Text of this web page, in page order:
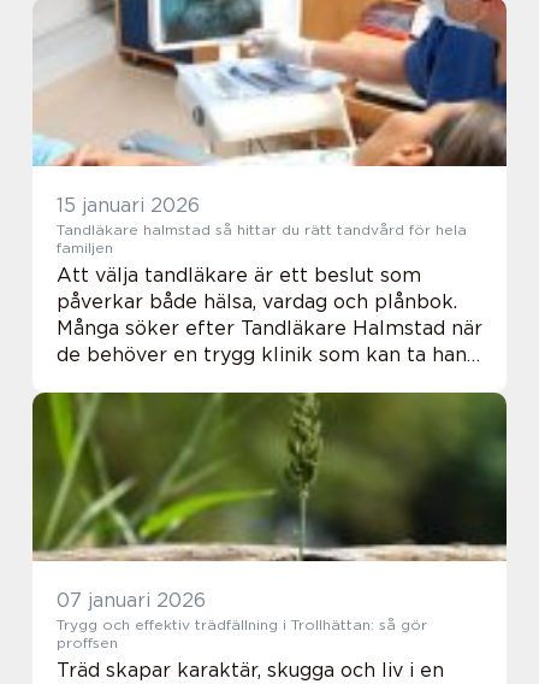
konsertsalar, kyrkor, studios och
vardagsrum fungerar flygel...
15 januari 2026
Tandläkare halmstad så hittar du rätt tandvård för hela
familjen
Att välja tandläkare är ett beslut som
påverkar både hälsa, vardag och plånbok.
Många söker efter Tandläkare Halmstad när
de behöver en trygg klinik som kan ta hand
tandhälsa. En bra tandvårdsklinik
kombinerar medi...
07 januari 2026
Trygg och effektiv trädfällning i Trollhättan: så gör
proffsen
Träd skapar karaktär, skugga och liv i en